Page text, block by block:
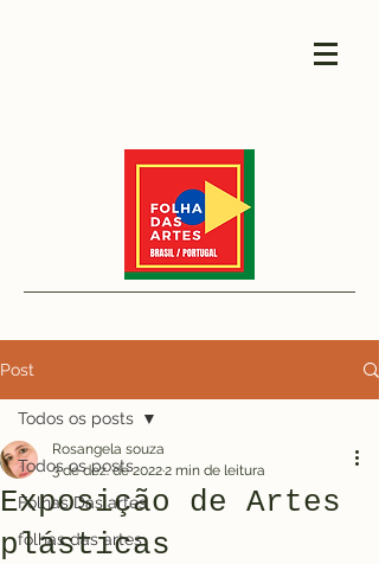
Post
Todos os posts
Folhas Das artes
folhas das artes
Todos os posts
Exposição de Artes
plásticas
Rosangela souza
3 de dez. de 20222 min de leitura